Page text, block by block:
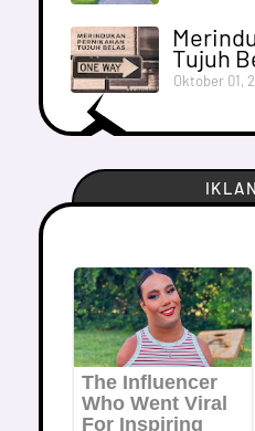
Tujuh
Oktober 01,